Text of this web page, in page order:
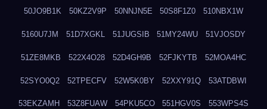
50JO9B1K 50KZ2V9P 50NNJN5E 50S8F1Z0 510NBX1W
5160U7JM 51D7XGKL 51JUGSIB 51MY24WU 51VJOSDY
51ZE8MKB 522X4O28 52D4GH9B 52FJKYTB 52MOA4HC
52SYO0Q2 52TPECFV 52W5K0BY 52XXY91Q 53ATDBWI
53EKZAMH 53Z8FUAW 54PKU5CO 551HGV0S 553WPS4S